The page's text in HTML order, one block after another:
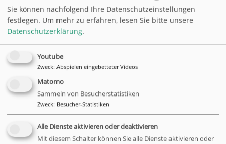
Neue Aussteller*innen...
Sie können nachfolgend Ihre Datenschutzeinstellungen
festlegen. Um mehr zu erfahren, lesen Sie bitte unsere
Datenschutzerklärung.
Youtube
Zweck: Abspielen eingebetteter Videos
Matomo
Sammeln von Besucherstatistiken
Zweck: Besucher-Statistiken
Alle Dienste aktivieren oder deaktivieren
Mit diesem Schalter können Sie alle Dienste aktivieren oder